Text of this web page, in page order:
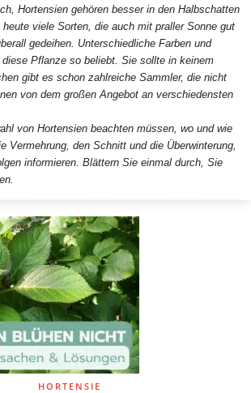
Hortensien gehören besser in den Halbschatten
viele Sorten, die auch mit praller Sonne gut
gedeihen. Unterschiedliche Farben und
Pflanze so beliebt. Sie sollte in keinem
gibt es schon zahlreiche Sammler, die nicht
von dem großen Angebot an verschiedensten
von Hortensien beachten müssen, wo und wie
Vermehrung, den Schnitt und die Überwinterung,
informieren. Blättern Sie einmal durch, Sie
HORTENSIE